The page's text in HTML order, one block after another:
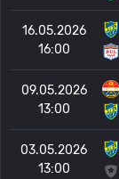
16.05.2026
16:00
09.05.2026
13:00
03.05.2026
13:00